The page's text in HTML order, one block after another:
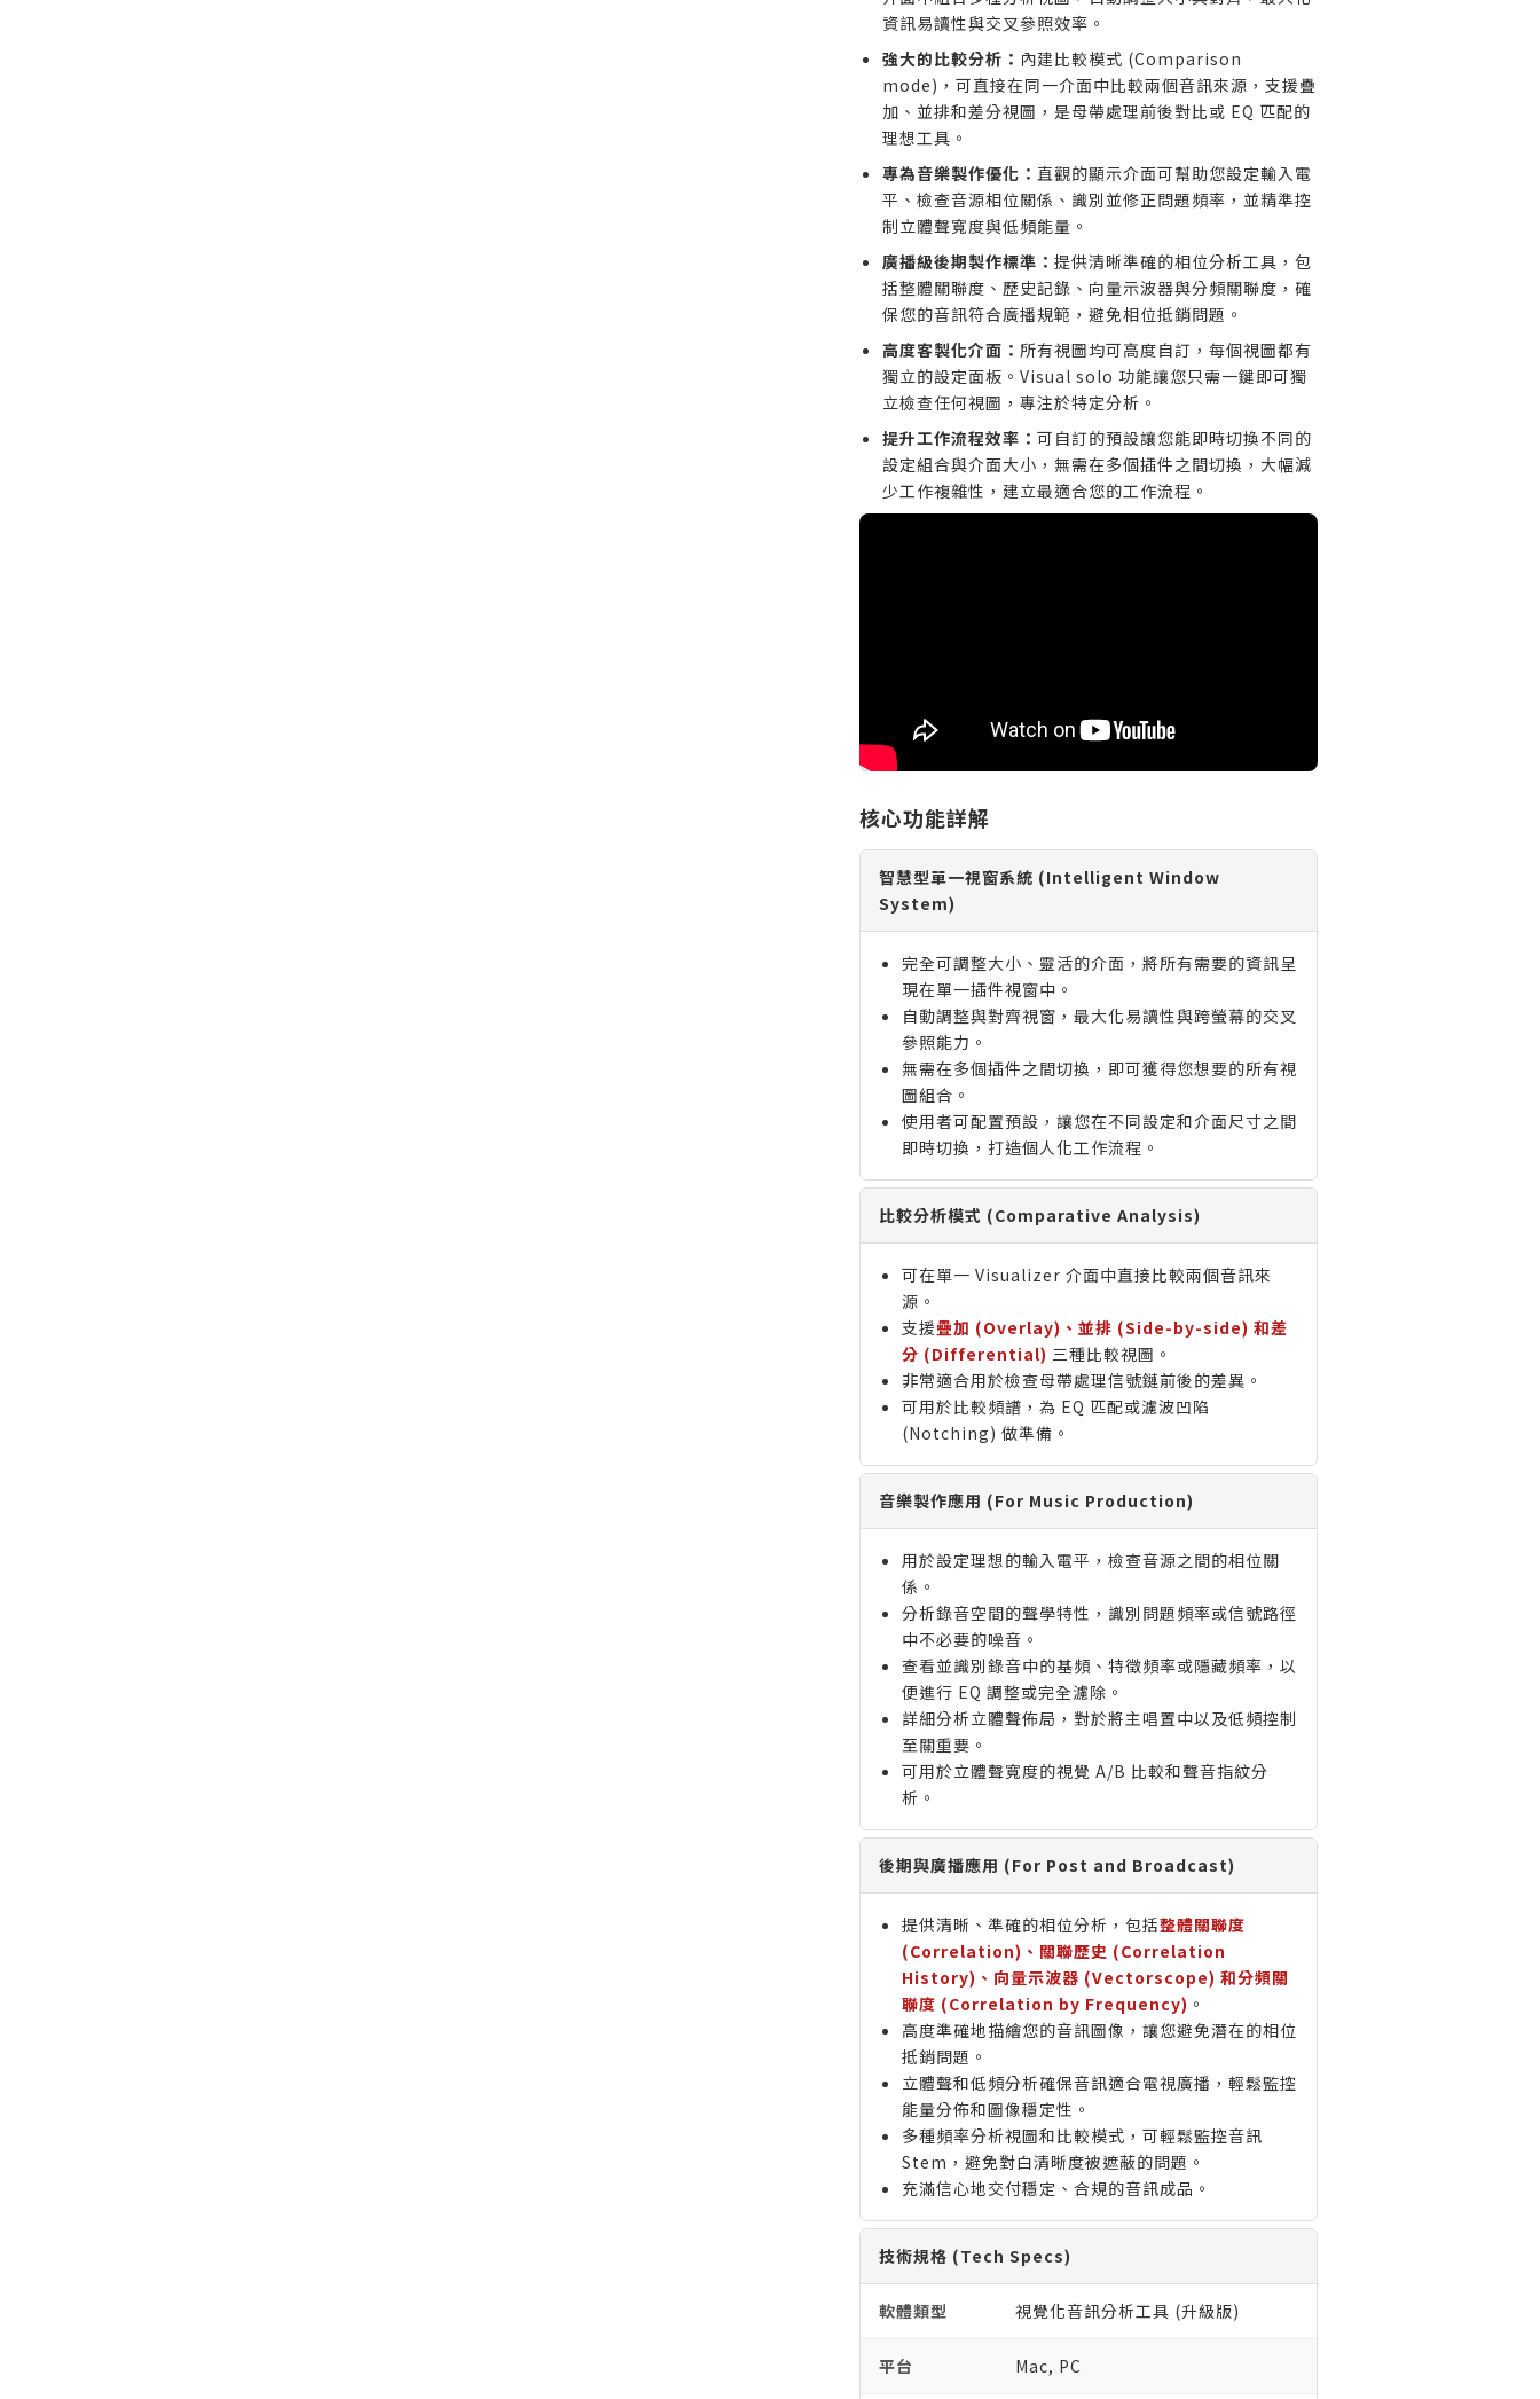
資訊易讀性與交叉參照效率。
強大的比較分析： 內建比較模式 (Comparison
mode)，可直接在同一介面中比較兩個音訊來源，支援疊
加、並排和差分視圖，是母帶處理前後對比或 EQ 匹配的
理想工具。
專為音樂製作優化： 直觀的顯示介面可幫助您設定輸入電
平、檢查音源相位關係、識別並修正問題頻率，並精準控
制立體聲寬度與低頻能量。
廣播級後期製作標準： 提供清晰準確的相位分析工具，包
括整體關聯度、歷史記錄、向量示波器與分頻關聯度，確
保您的音訊符合廣播規範，避免相位抵銷問題。
高度客製化介面： 所有視圖均可高度自訂，每個視圖都有
獨立的設定面板。Visual solo 功能讓您只需一鍵即可獨
立檢查任何視圖，專注於特定分析。
提升工作流程效率： 可自訂的預設讓您能即時切換不同的
設定組合與介面大小，無需在多個插件之間切換，大幅減
少工作複雜性，建立最適合您的工作流程。
核心功能詳解
智慧型單一視窗系統 (Intelligent Window
System)
完全可調整大小、靈活的介面，將所有需要的資訊呈
現在單一插件視窗中。
自動調整與對齊視窗，最大化易讀性與跨螢幕的交叉
參照能力。
無需在多個插件之間切換，即可獲得您想要的所有視
圖組合。
使用者可配置預設，讓您在不同設定和介面尺寸之間
即時切換，打造個人化工作流程。
比較分析模式 (Comparative Analysis)
可在單一 Visualizer 介面中直接比較兩個音訊來
源。
支援疊加 (Overlay)、並排 (Side-by-side) 和差
分 (Differential) 三種比較視圖。
非常適合用於檢查母帶處理信號鏈前後的差異。
可用於比較頻譜，為 EQ 匹配或濾波凹陷
(Notching) 做準備。
音樂製作應用 (For Music Production)
用於設定理想的輸入電平，檢查音源之間的相位關
係。
分析錄音空間的聲學特性，識別問題頻率或信號路徑
中不必要的噪音。
查看並識別錄音中的基頻、特徵頻率或隱藏頻率，以
便進行 EQ 調整或完全濾除。
詳細分析立體聲佈局，對於將主唱置中以及低頻控制
至關重要。
可用於立體聲寬度的視覺 A/B 比較和聲音指紋分
析。
後期與廣播應用 (For Post and Broadcast)
提供清晰、準確的相位分析，包括整體關聯度
(Correlation)、關聯歷史 (Correlation
History)、向量示波器 (Vectorscope) 和分頻關
聯度 (Correlation by Frequency) 。
高度準確地描繪您的音訊圖像，讓您避免潛在的相位
抵銷問題。
立體聲和低頻分析確保音訊適合電視廣播，輕鬆監控
能量分佈和圖像穩定性。
多種頻率分析視圖和比較模式，可輕鬆監控音訊
Stem，避免對白清晰度被遮蔽的問題。
充滿信心地交付穩定、合規的音訊成品。
技術規格 (Tech Specs)
軟體類型 視覺化音訊分析工具 (升級版)
平台 Mac, PC